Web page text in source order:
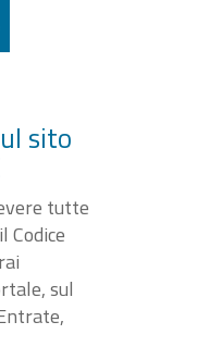
sito
tutte
Codice
sul